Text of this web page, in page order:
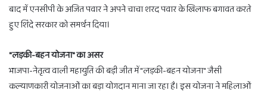
बाद में एनसीपी के अजित पवार ने अपने चाचा शरद पवार के खिलाफ बगावत करते
हुए शिंदे सरकार को समर्थन दिया।
"लड़की-बहन योजना" का असर
भाजपा-नेतृत्व वाली महायुति की बड़ी जीत में "लड़की-बहन योजना" जैसी
कल्याणकारी योजनाओं का बड़ा योगदान माना जा रहा है। इस योजना ने महिलाओं